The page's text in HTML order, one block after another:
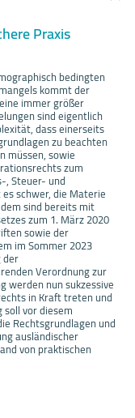
Praxis
bedingten
kommt der
immer größer
sind eigentlich
dass einerseits
zu beachten
müssen, sowie
zum
, Steuer- und
schwer, die Materie
sind bereits mit
zum 1. März 2020
sowie der
im Sommer 2023
der
Verordnung zur
werden nun sukzessive
in Kraft treten und
vor diesem
Rechtsgrundlagen und
ausländischer
von praktischen